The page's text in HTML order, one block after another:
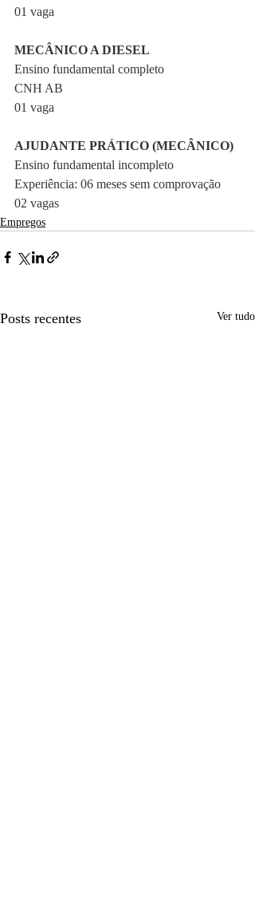
01 vaga
MECÂNICO A DIESEL
Ensino fundamental completo
CNH AB
01 vaga
AJUDANTE PRÁTICO (MECÂNICO)
Ensino fundamental incompleto
Experiência: 06 meses sem comprovação
02 vagas
Empregos
Posts recentes Ver tudo